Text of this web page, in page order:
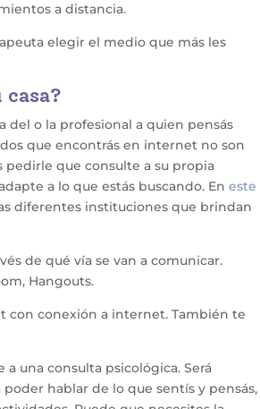
a distancia.
elegir el medio que más les
del o la profesional a quien pensás
que encontrás en internet no son
pedirle que consulte a su propia
a lo que estás buscando. Eneste
diferentes instituciones que brindan
de qué vía se van a comunicar.
Hangouts.
con conexión a internet. También te
una consulta psicológica. Será
hablar de lo que sentís y pensás,